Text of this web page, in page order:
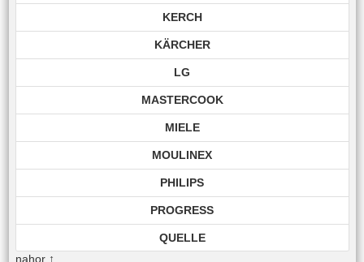
KERCH
KÄRCHER
LG
MASTERCOOK
MIELE
MOULINEX
PHILIPS
PROGRESS
QUELLE
nahor↑